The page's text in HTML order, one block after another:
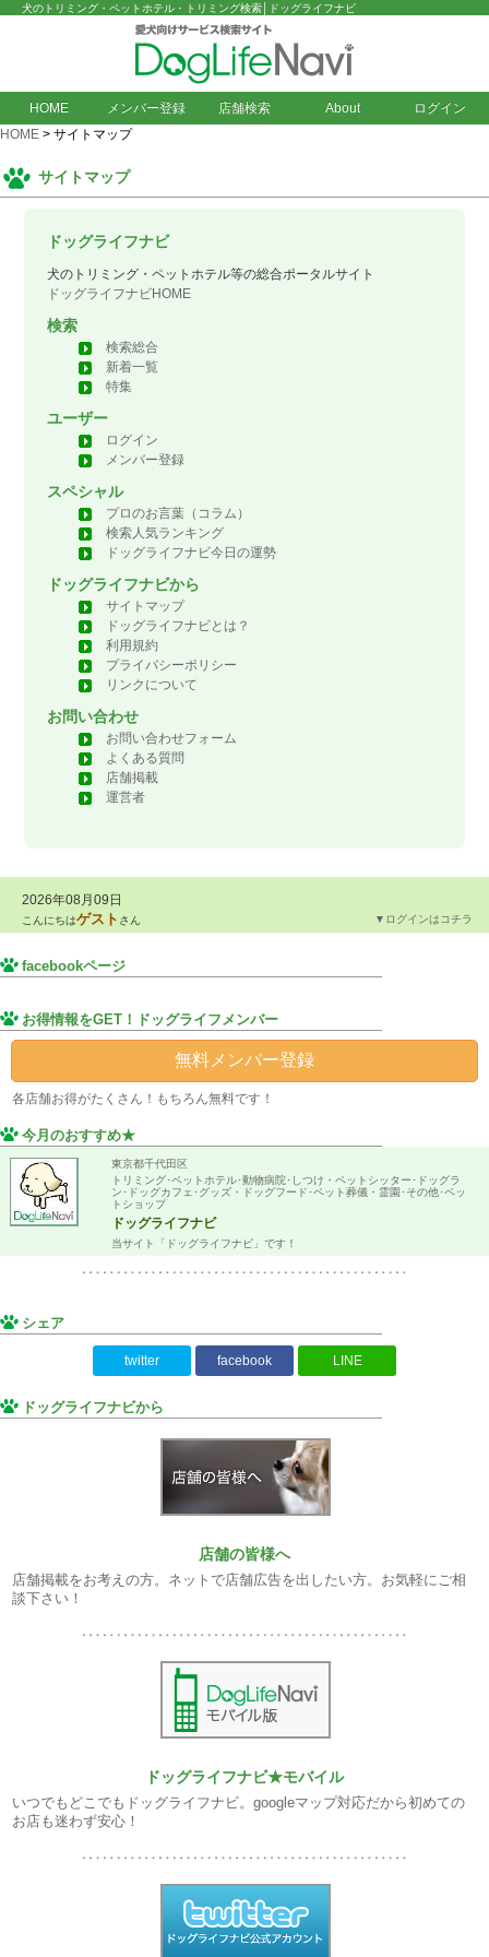
犬のトリミング・ペットホテル・トリミング検索│ドッグライフナビ
HOME メンバー登録 店舗検索 About
ログイン
HOME > サイトマップ
サイトマップ
ドッグライフナビ
犬のトリミング・ペットホテル等の総合ポータルサイト
ドッグライフナビHOME
検索
検索総合
新着一覧
特集
ユーザー
ログイン
メンバー登録
スペシャル
プロのお言葉（コラム）
検索人気ランキング
ドッグライフナビ今日の運勢
ドッグライフナビから
サイトマップ
ドッグライフナビとは？
利用規約
プライバシーポリシー
リンクについて
お問い合わせ
お問い合わせフォーム
よくある質問
店舗掲載
運営者
2026年08月09日
こんにちはゲスト さん ▼ログインはコチラ
facebookページ
お得情報をGET！ドッグライフメンバー
無料メンバー登録
各店舗お得がたくさん！もちろん無料です！
今月のおすすめ★
東京都千代田区
トリミング･ペットホテル･動物病院･しつけ・ペットシッター･ドッグラ
ン･ドッグカフェ･グッズ・ドッグフード･ペット葬儀・霊園･その他･ペッ
トショップ
ドッグライフナビ
当サイト「ドッグライフナビ」です！
シェア
twitter facebook LINE
ドッグライフナビから
店舗の皆様へ
店舗掲載をお考えの方。ネットで店舗広告を出したい方。お気軽にご相
談下さい！
ドッグライフナビ★モバイル
いつでもどこでもドッグライフナビ。googleマップ対応だから初めての
お店も迷わず安心！